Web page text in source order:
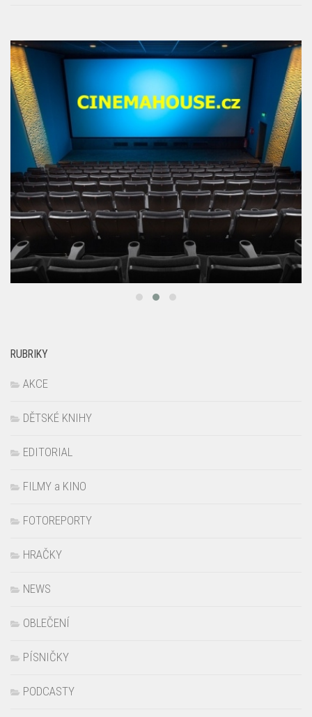
RUBRIKY
AKCE
DĚTSKÉ KNIHY
EDITORIAL
FILMY a KINO
FOTOREPORTY
HRAČKY
NEWS
OBLEČENÍ
PÍSNIČKY
PODCASTY